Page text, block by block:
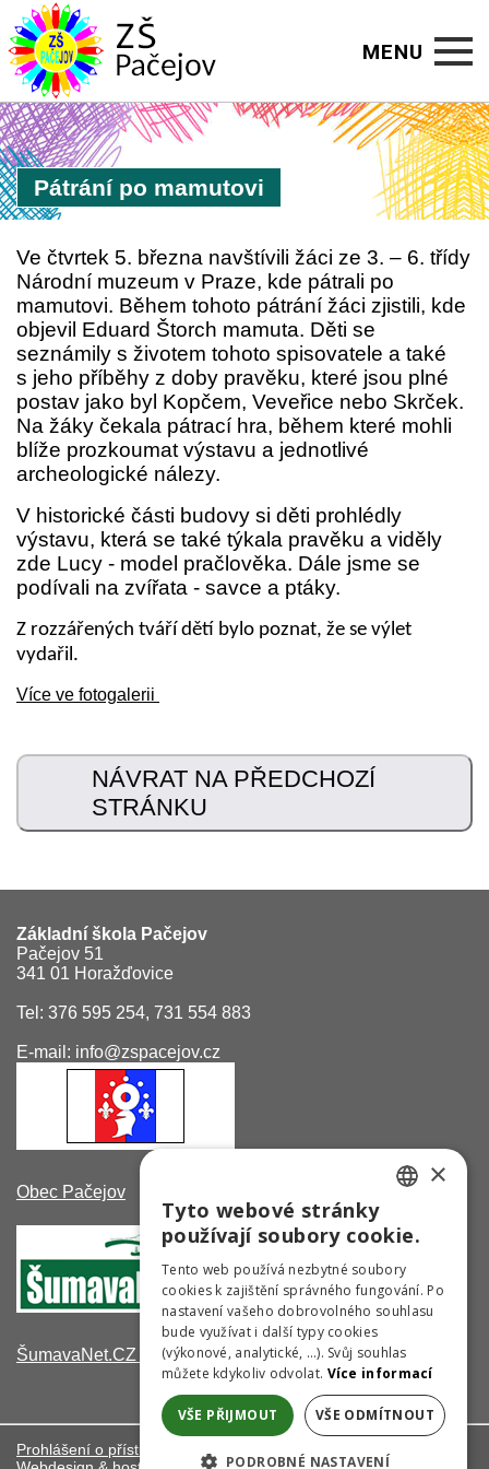
MENU
Úvod
O škole
Kalendář
Školní rok
Jídelna
Družina
Dokumenty
Kontakty
Pátrání po mamutovi
Ve čtvrtek 5. března navštívili žáci ze 3. – 6. třídy
Národní muzeum v Praze, kde pátrali po
mamutovi. Během tohoto pátrání žáci zjistili, kde
objevil Eduard Štorch mamuta. Děti se
seznámily s životem tohoto spisovatele a také
s jeho příběhy z doby pravěku, které jsou plné
postav jako byl Kopčem, Veveřice nebo Skrček.
Na žáky čekala pátrací hra, během které mohli
blíže prozkoumat výstavu a jednotlivé
archeologické nálezy.
V historické části budovy si děti prohlédly
výstavu, která se také týkala pravěku a viděly
zde Lucy - model pračlověka. Dále jsme se
podívali na zvířata - savce a ptáky.
Z rozzářených tváří dětí bylo poznat, že se výlet
vydařil.
Více ve fotogalerii
NÁVRAT NA PŘEDCHOZÍ
STRÁNKU
Základní škola Pačejov
Pačejov 51
341 01 Horažďovice
Tel: 376 595 254, 731 554 883
E-mail: info@zspacejov.cz
Obec Pačejov
ŠumavaNet.CZ - informace o regionu
Prohlášení o přístupnosti
ENGLISH
×
Tyto webové stránky
používají soubory cookie.
Tento web používá nezbytné soubory
cookies k zajištění správného fungování. Po
nastavení vašeho dobrovolného souhlasu
bude využívat i další typy cookies
(výkonové, analytické, …). Svůj souhlas
můžete kdykoliv odvolat. Více informací
VŠE PŘIJMOUT VŠE ODMÍTNOUT
PODROBNÉ NASTAVENÍ